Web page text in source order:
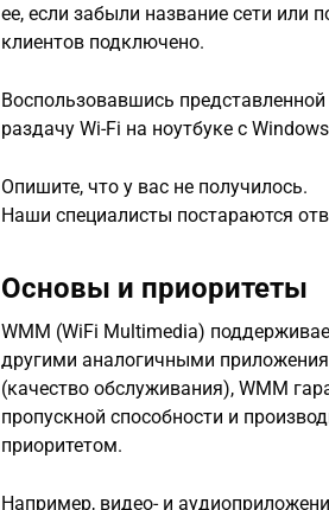
ее, если забыли название сети или
клиентов подключено.
Воспользовавшись
раздачу Wi-Fi на ноутбуке с
Опишите, что у вас не получилось.
Наши специалисты постараются
Основы и приоритеты
WMM (WiFi Multimedia)
другими аналогичными
(качество обслуживания), WMM
пропускной способности и
приоритетом.
Например, видео- и